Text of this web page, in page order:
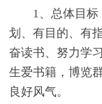
1、总体目
划、有目的、有
奋读书、努力学
生爱书籍，博览
良好风气。